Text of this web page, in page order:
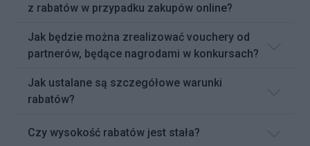
z rabatów w przypadku zakupów online?
Jak będzie można zrealizować vouchery od
partnerów, będące nagrodami w konkursach?
Jak ustalane są szczegółowe warunki
rabatów?
Czy wysokość rabatów jest stała?